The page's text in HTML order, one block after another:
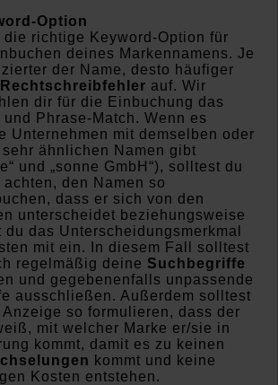
Option
die richtige Keyword-Option für
deines Markennamens. Je
der Name, desto häufiger
Rechtschreibfehler auf. Wir
dir für die Einbuchung das
und Phrase-Match. Wenn es
Unternehmen mit demselben oder
sehr ähnlichen Namen gibt
und „sonne GmbH“), solltest du
achten, den Namen so
dass er sich von den
unterscheidet beziehungsweise
du das Unterscheidungsmerkmal
mit ein. In diesem Fall solltest
regelmäßig deine Suchbegriffe
und gegebenenfalls unpassende
ausschließen. Außerdem solltest
Anzeige so formulieren, dass der
mit welcher Marke er/sie in
kommt, damit es zu keinen
kommt und keine
Kosten entstehen.